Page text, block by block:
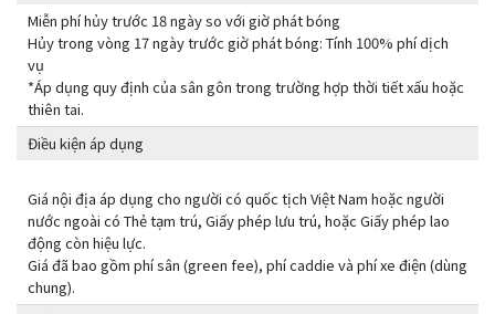
Miễn phí hủy trước 18 ngày so với giờ phát bóng
Hủy trong vòng 17 ngày trước giờ phát bóng: Tính 100% phí dịch
vụ
*Áp dụng quy định của sân gôn trong trường hợp thời tiết xấu hoặc
thiên tai.
Điều kiện áp dụng
Giá nội địa áp dụng cho người có quốc tịch Việt Nam hoặc người
nước ngoài có Thẻ tạm trú, Giấy phép lưu trú, hoặc Giấy phép lao
động còn hiệu lực.
Giá đã bao gồm phí sân (green fee), phí caddie và phí xe điện (dùng
chung).